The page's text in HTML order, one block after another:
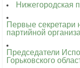
Нижегородская
Первые секретари
партийной
Председатели
Горьковского